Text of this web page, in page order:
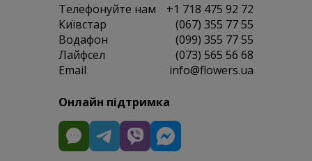
Телефонуйте нам
+1 718 475 92 72
Київстар
(067) 355 77 55
Водафон
(099) 355 77 55
Лайфсел
(073) 565 56 68
Email
info@flowers.ua
Онлайн підтримка